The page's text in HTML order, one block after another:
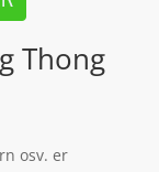
Thong
osv. er